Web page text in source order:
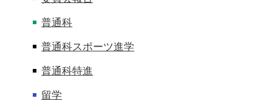
普通科
普通科スポーツ進学
普通科特進
留学